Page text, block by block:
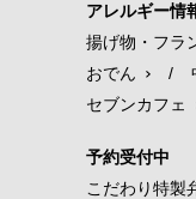
アレルギー情
揚げ物・フラ
おでん
/
セブンカフェ
予約受付中
こだわり特製